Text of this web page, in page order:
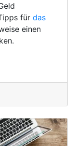
für das
einen